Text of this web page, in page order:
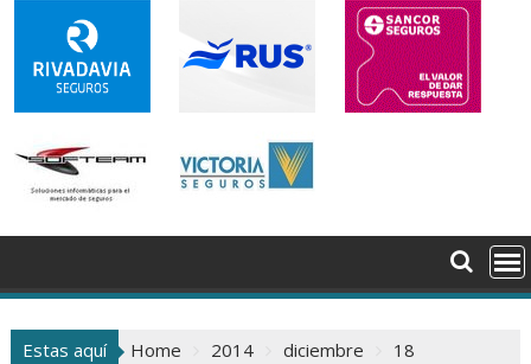
Estas aquí Home 2014 diciembre 18